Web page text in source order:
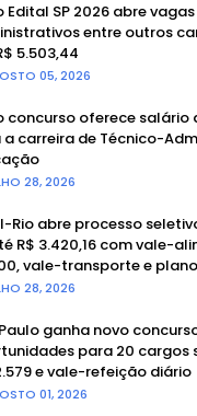
Edital SP 2026 abre
entre outros
5.503,44
05, 2026
concurso oferece salário
a carreira de Técnico-
28, 2026
Rio abre processo
R$ 3.420,16 com vale-
vale-transporte e
28, 2026
ganha novo
para 20 cargos
e vale-refeição diário
01, 2026